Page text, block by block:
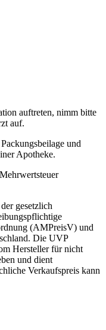
auftreten, nimm bitte
auf.
und
Apotheke.
gesetzlich
(AMPreisV) und
Die UVP
Hersteller für nicht
und dient
Verkaufspreis kann